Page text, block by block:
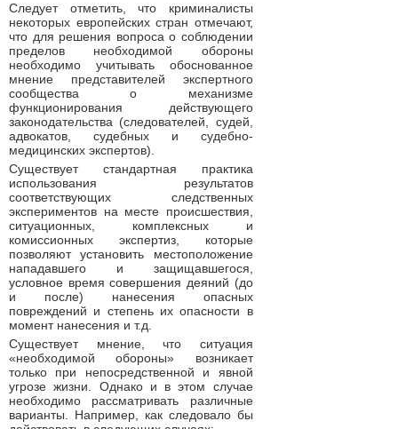
Следует отметить, что криминалисты
некоторых европейских стран отмечают,
что для решения вопроса о соблюдении
пределов необходимой обороны
необходимо учитывать обоснованное
мнение представителей экспертного
сообщества о механизме
функционирования действующего
законодательства (следователей, судей,
адвокатов, судебных и судебно-
медицинских экспертов).
Существует стандартная практика
использования результатов
соответствующих следственных
экспериментов на месте происшествия,
ситуационных, комплексных и
комиссионных экспертиз, которые
позволяют установить местоположение
нападавшего и защищавшегося,
условное время совершения деяний (до
и после) нанесения опасных
повреждений и степень их опасности в
момент нанесения и т.д.
Существует мнение, что ситуация
«необходимой обороны» возникает
только при непосредственной и явной
угрозе жизни. Однако и в этом случае
необходимо рассматривать различные
варианты. Например, как следовало бы